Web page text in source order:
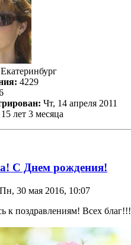
Екатеринбург
4229
Чт, 14 апреля 2011
15 лет 3 месяца
С Днем рождения!
30 мая 2016, 10:07
к поздравлениям! Всех благ!!!